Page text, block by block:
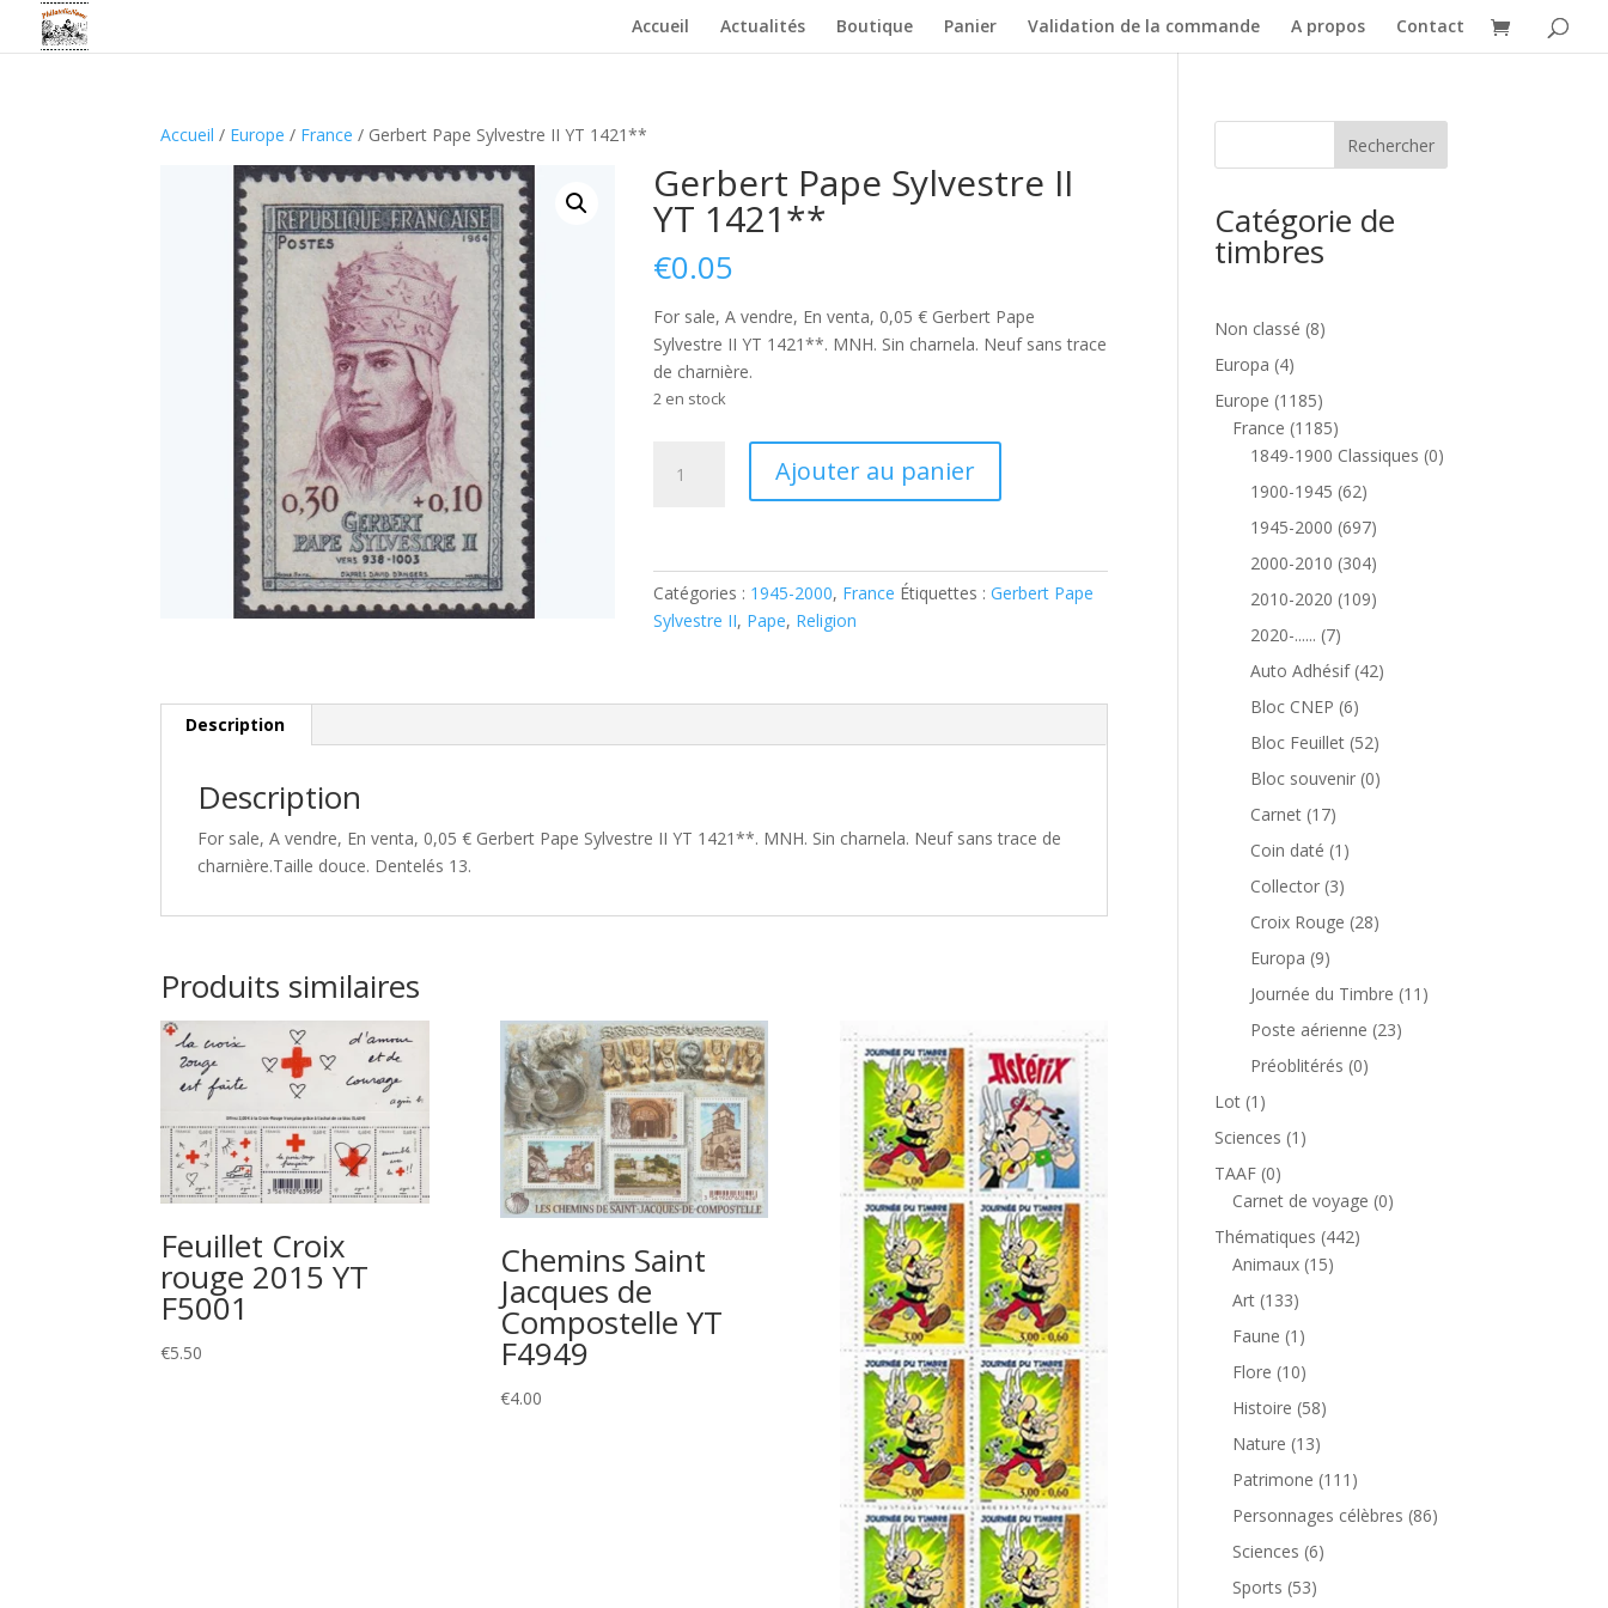
Accueil Actualités Boutique Panier Validation de la commande A propos Contact
Accueil / Europe / France / Gerbert Pape Sylvestre II YT 1421**
Gerbert Pape Sylvestre II
YT 1421**
€0.05
For sale, A vendre, En venta, 0,05 € Gerbert Pape
Sylvestre II YT 1421**. MNH. Sin charnela. Neuf sans trace
de charnière.
2 en stock
II
YT
Ajouter au panier
Catégories : 1945-2000, France Étiquettes :Gerbert Pape
Sylvestre II, Pape, Religion
Description
Description
For sale, A vendre, En venta, 0,05 € Gerbert Pape Sylvestre II YT 1421**. MNH. Sin charnela. Neuf sans trace de
charnière.Taille douce. Dentelés 13.
Produits similaires
Feuillet Croix
rouge 2015 YT
F5001
€5.50
Chemins Saint
Jacques de
Compostelle YT
F4949
€4.00
Catégorie de
timbres
Non classé 88
Europa 44
produits
Europe 11851185
produits
France 11851185
produits
1849-1900 Classiques 00
1900-1945 6262
produits
1945-2000 697697
produits
2000-2010 304304
produits
2010-2020 109109
2020-...... 77
produits
Auto Adhésif 4242
Bloc CNEP 66
produits
Bloc Feuillet 5252
produits
Bloc souvenir 00
Carnet 1717
produits
Coin daté 1 1
Collector 33
produits
Croix Rouge 2828
Europa 99
produits
Journée du Timbre 11 11
Poste aérienne 2323
Préoblitérés 00
Lot 1 1
produit
Sciences 1 1
TAAF 00
produit
Carnet de voyage 00
Thématiques 442442
Animaux 1515
Art 133133
produits
Faune 1 1
produit
Flore 1010
produits
Histoire 5858
Nature 1313
produits
Patrimone 111 111
produits
Personnages célèbres 8686
Sciences 66
Sports 5353